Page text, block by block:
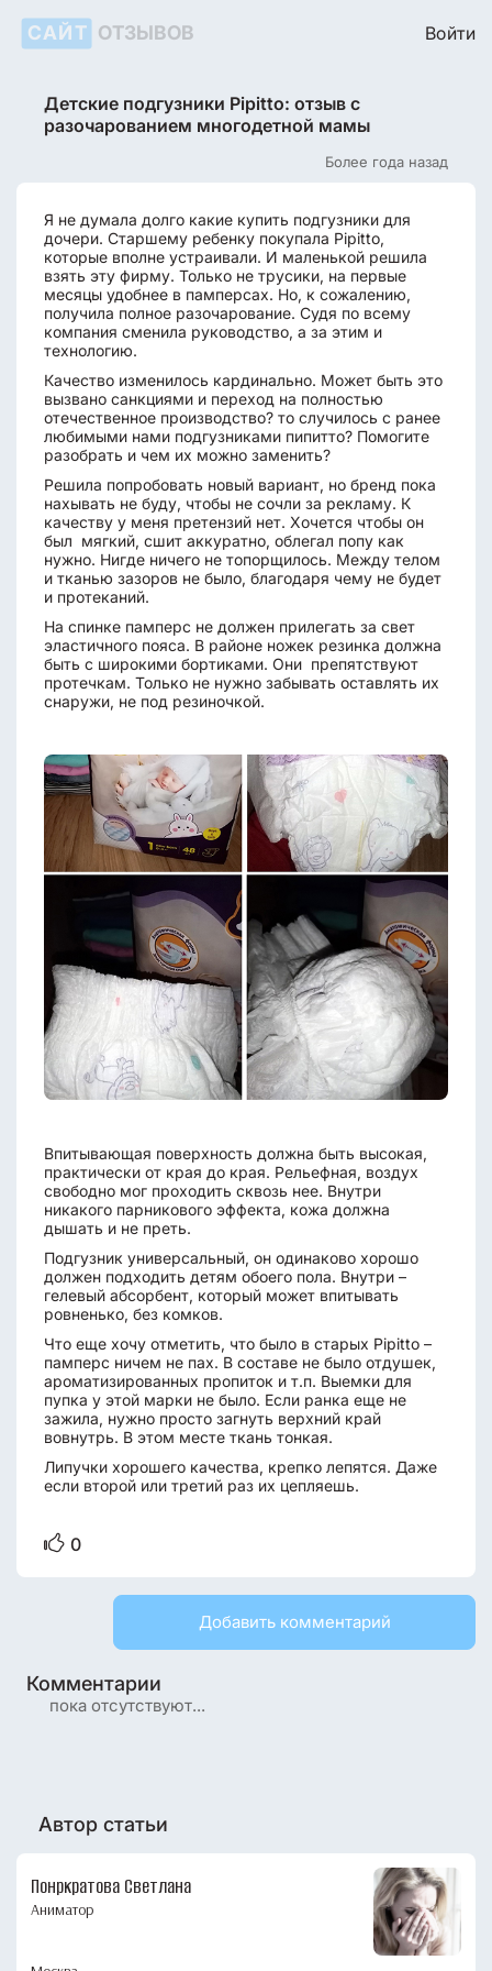
САЙТ ОТЗЫВОВ Войти
Детские подгузники Pipitto: отзыв с
разочарованием многодетной мамы
Более года назад
Я не думала долго какие купить подгузники для
дочери. Старшему ребенку покупала Pipitto,
которые вполне устраивали. И маленькой решила
взять эту фирму. Только не трусики, на первые
месяцы удобнее в памперсах. Но, к сожалению,
получила полное разочарование. Судя по всему
компания сменила руководство, а за этим и
технологию.
Качество изменилось кардинально. Может быть это
вызвано санкциями и переход на полностью
отечественное производство? то случилось с ранее
любимыми нами подгузниками пипитто? Помогите
разобрать и чем их можно заменить?
Решила попробовать новый вариант, но бренд пока
нахывать не буду, чтобы не сочли за рекламу. К
качеству у меня претензий нет. Хочется чтобы он
был мягкий, сшит аккуратно, облегал попу как
нужно. Нигде ничего не топорщилось. Между телом
и тканью зазоров не было, благодаря чему не будет
и протеканий.
На спинке памперс не должен прилегать за свет
эластичного пояса. В районе ножек резинка должна
быть с широкими бортиками. Они препятствуют
протечкам. Только не нужно забывать оставлять их
снаружи, не под резиночкой.
Впитывающая поверхность должна быть высокая,
практически от края до края. Рельефная, воздух
свободно мог проходить сквозь нее. Внутри
никакого парникового эффекта, кожа должна
дышать и не преть.
Подгузник универсальный, он одинаково хорошо
должен подходить детям обоего пола. Внутри –
гелевый абсорбент, который может впитывать
ровненько, без комков.
Что еще хочу отметить, что было в старых Pipitto –
памперс ничем не пах. В составе не было отдушек,
ароматизированных пропиток и т.п. Выемки для
пупка у этой марки не было. Если ранка еще не
зажила, нужно просто загнуть верхний край
вовнутрь. В этом месте ткань тонкая.
Липучки хорошего качества, крепко лепятся. Даже
если второй или третий раз их цепляешь.
0
Добавить комментарий
Комментарии
пока отсутствуют...
Автор статьи
Понркратова Светлана
Аниматор